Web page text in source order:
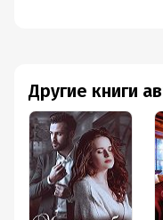
Другие книги